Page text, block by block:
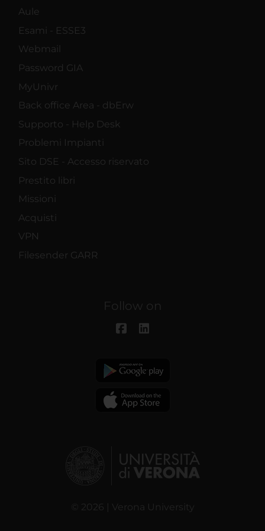
Aule
Esami - ESSE3
Webmail
Password GIA
MyUnivr
Back office Area - dbErw
Supporto - Help Desk
Problemi Impianti
Sito DSE - Accesso riservato
Prestito libri
Missioni
Acquisti
VPN
Filesender GARR
Follow on
© 2026 | Verona University